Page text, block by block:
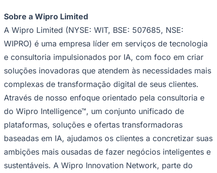
Sobre a Wipro Limited
A Wipro Limited (NYSE: WIT, BSE: 507685, NSE:
WIPRO) é uma empresa líder em serviços de tecnologia
e consultoria impulsionados por IA, com foco em criar
soluções inovadoras que atendem às necessidades mais
complexas de transformação digital de seus clientes.
Através de nosso enfoque orientado pela consultoria e
do Wipro Intelligence™, um conjunto unificado de
plataformas, soluções e ofertas transformadoras
baseadas em IA, ajudamos os clientes a concretizar suas
ambições mais ousadas de fazer negócios inteligentes e
sustentáveis. A Wipro Innovation Network, parte do